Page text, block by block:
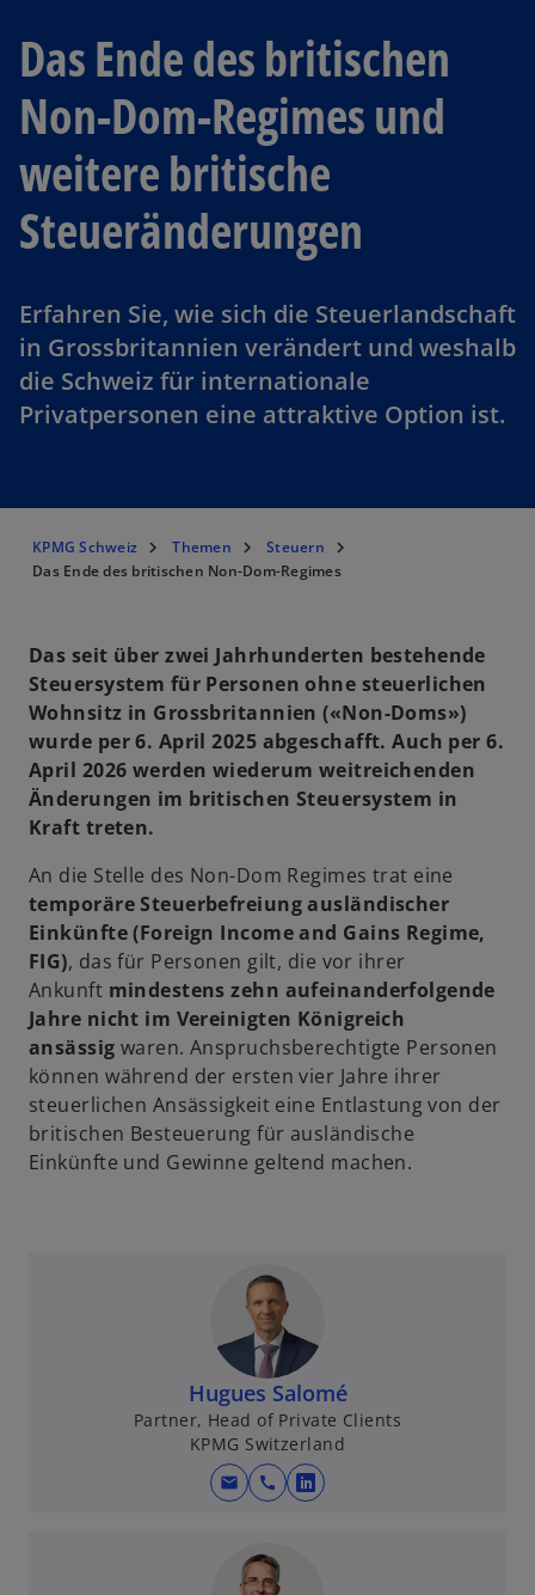
Das Ende des britischen
Non-Dom-Regimes und
weitere britische
Steueränderungen
Erfahren Sie, wie sich die Steuerlandschaft
in Grossbritannien verändert und weshalb
die Schweiz für internationale
Privatpersonen eine attraktive Option ist.
KPMG Schweiz Themen
Steuern
Das Ende des britischen Non-Dom-Regimes
Das seit über zwei Jahrhunderten bestehende
Steuersystem für Personen ohne steuerlichen
Wohnsitz in Grossbritannien («Non-Doms»)
wurde per 6. April 2025 abgeschafft. Auch per 6.
April 2026 werden wiederum weitreichenden
Änderungen im britischen Steuersystem in
Kraft treten.
An die Stelle des Non-Dom Regimes trat eine
temporäre Steuerbefreiung ausländischer
Einkünfte (Foreign Income and Gains Regime,
FIG), das für Personen gilt, die vor ihrer
Ankunft mindestens zehn aufeinanderfolgende
Jahre nicht im Vereinigten Königreich
ansässig waren. Anspruchsberechtigte Personen
können während der ersten vier Jahre ihrer
steuerlichen Ansässigkeit eine Entlastung von der
britischen Besteuerung für ausländische
Einkünfte und Gewinne geltend machen.
Hugues Salomé
Partner, Head of Private Clients
KPMG Switzerland
mail call
w